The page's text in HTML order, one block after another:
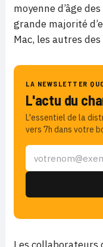
moyenne d’âge
grande majorité
Mac, les autres
LA NEWSLETTER
L'actu du
L'essentiel de la
vers 7h dans votre